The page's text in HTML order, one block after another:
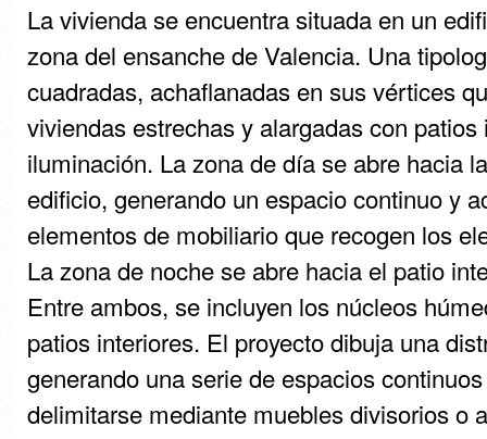
La vivienda se encuentra situada en un
zona del ensanche de Valencia. Una
cuadradas, achaflanadas en sus vértices
viviendas estrechas y alargadas con patios
iluminación. La zona de día se abre hacia
edificio, generando un espacio continuo y
elementos de mobiliario que recogen los
La zona de noche se abre hacia el patio
Entre ambos, se incluyen los núcleos
patios interiores. El proyecto dibuja una
generando una serie de espacios
delimitarse mediante muebles divisorios o